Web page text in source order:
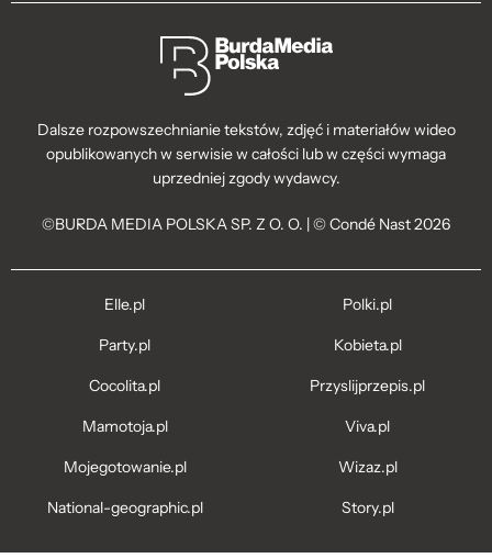
Dalsze rozpowszechnianie tekstów, zdjęć i materiałów wideo
opublikowanych w serwisie w całości lub w części wymaga
uprzedniej zgody wydawcy.
©BURDA MEDIA POLSKA SP. Z O. O. | © Condé Nast 2026
Elle.pl
Party.pl
Cocolita.pl
Mamotoja.pl
Mojegotowanie.pl
National-geographic.pl
Polki.pl
Kobieta.pl
Przyslijprzepis.pl
Viva.pl
Wizaz.pl
Story.pl